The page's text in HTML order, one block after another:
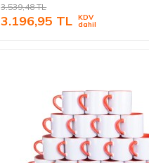
3.539,48TL
3.196,95 TL KDV
dahil